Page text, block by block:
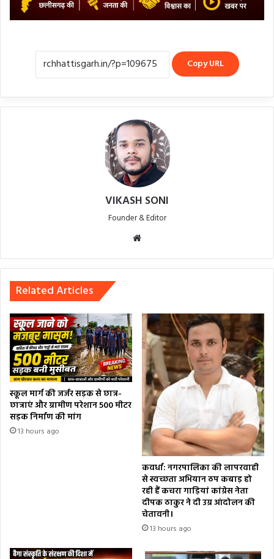
Copy URL
VIKASH SONI
Founder & Editor
Related Articles
स्कूल मार्ग की जर्जर सड़क से छात्र-
छात्राएं और ग्रामीण परेशान 500 मीटर
सड़क निर्माण की मांग
13 hours ago
कवर्धा: नगरपालिका की लापरवाही
से स्वच्छता अभियान ठप कबाड़ हो
रही हैं कचरा गाड़ियां कांग्रेस नेता
दीपक ठाकुर ने दी उग्र आंदोलन की
चेतावनी।
13 hours ago